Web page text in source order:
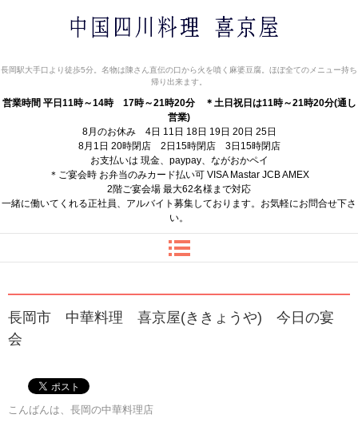
長岡駅大手口より徒歩5分。名物は陳さん直伝の口から火を噴く麻婆豆腐。ほぼ全てのメニュー持ち
帰り出来ます。
営業時間 平日11時～14時 17時～21時20分
＊土日祝日は11時～21時20分(通し
営業)
8月のお休み 4日 11日 18日 19日 20日 25日
8月1日 20時閉店 2日15時閉店 3日15時閉店
お支払いは 現金、paypay、ながおかペイ
＊ご宴会時 お弁当のみカード払い可 VISA Mastar JCB AMEX
2階ご宴会場 最大62名様まで対応
一緒に働いてくれる正社員、アルバイト募集しております。お気軽にお問合せ下さ
い。
長岡市 中華料理 喜京屋(ききょうや) 今日の宴
会
こんばんは、長岡の中華料理店